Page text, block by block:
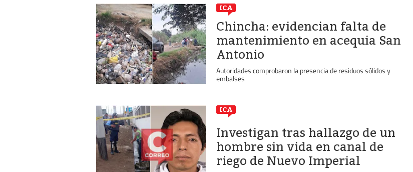
ICA
Chincha: evidencian falta de
mantenimiento en acequia San
Antonio
Autoridades comprobaron la presencia de residuos sólidos y
embalses
ICA
Investigan tras hallazgo de un
hombre sin vida en canal de
riego de Nuevo Imperial